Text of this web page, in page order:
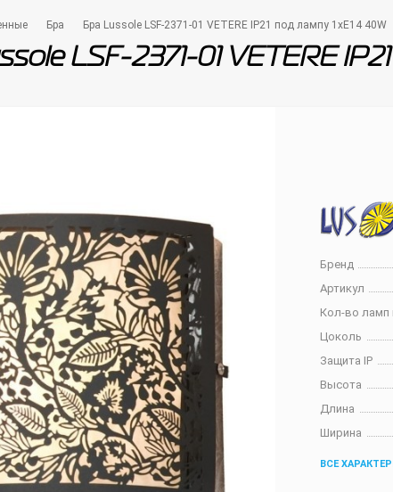
Бра Бра Lussole LSF-2371-01 VETERE IP21 под лампу 1xE14 40W
LSF-2371-01 VETERE
Бренд
Артикул
Кол-во ламп
Цоколь
Защита IP
Высота
Длина
Ширина
ВСЕ